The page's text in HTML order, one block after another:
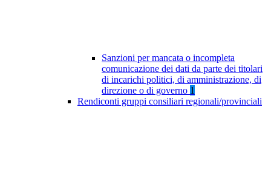
Sanzioni per mancata o incompleta
comunicazione dei dati da parte dei titolari
di incarichi politici, di amministrazione, di
direzione o di governo 1
Rendiconti gruppi consiliari regionali/provinciali